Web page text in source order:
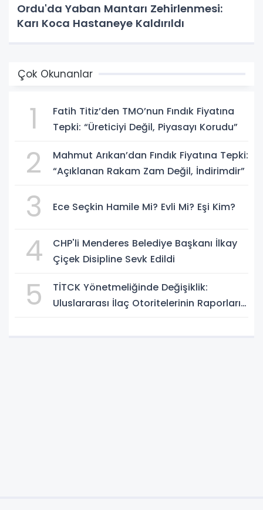
Ordu'da Yaban Mantarı Zehirlenmesi:
Karı Koca Hastaneye Kaldırıldı
Çok Okunanlar
1
Fatih Titiz’den TMO’nun Fındık Fiyatına
Tepki: “Üreticiyi Değil, Piyasayı Korudu”
2
Mahmut Arıkan’dan Fındık Fiyatına Tepki:
“Açıklanan Rakam Zam Değil, İndirimdir”
3 Ece Seçkin Hamile Mi? Evli Mi? Eşi Kim?
4
CHP'li Menderes Belediye Başkanı İlkay
Çiçek Disipline Sevk Edildi
5
TİTCK Yönetmeliğinde Değişiklik:
Uluslararası İlaç Otoritelerinin Raporları